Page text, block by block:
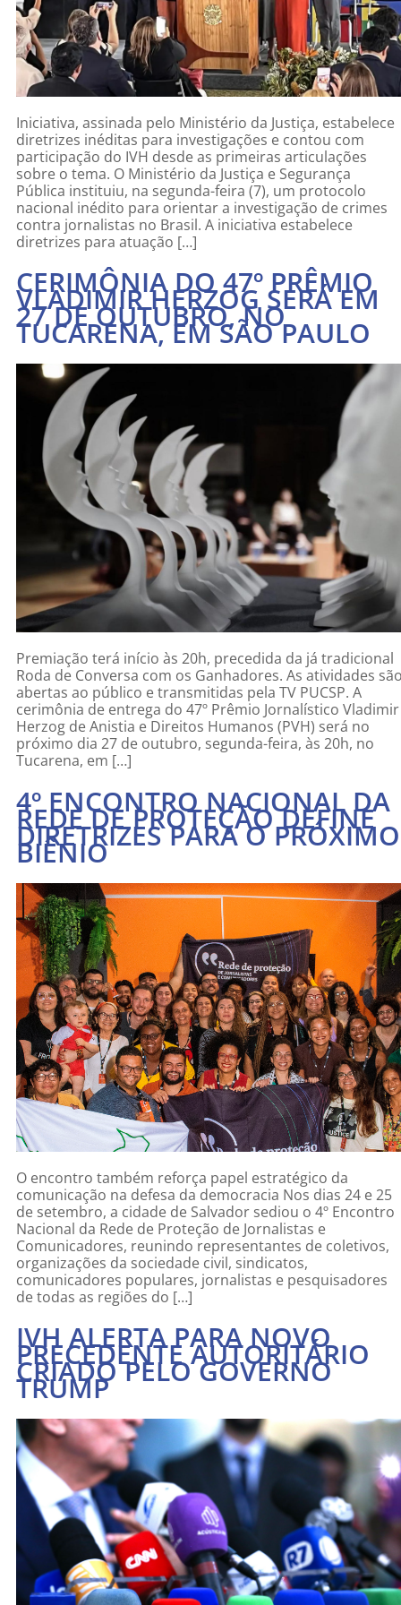
Iniciativa, assinada pelo Ministério da Justiça, estabelece
diretrizes inéditas para investigações e contou com
participação do IVH desde as primeiras articulações
sobre o tema. O Ministério da Justiça e Segurança
Pública instituiu, na segunda-feira (7), um protocolo
nacional inédito para orientar a investigação de crimes
contra jornalistas no Brasil. A iniciativa estabelece
diretrizes para atuação […]
CERIMÔNIA DO 47º PRÊMIO
VLADIMIR HERZOG SERÁ EM
27 DE OUTUBRO, NO
TUCARENA, EM SÃO PAULO
Premiação terá início às 20h, precedida da já tradicional
Roda de Conversa com os Ganhadores. As atividades
abertas ao público e transmitidas pela TV PUCSP. A
cerimônia de entrega do 47º Prêmio Jornalístico Vladimir
Herzog de Anistia e Direitos Humanos (PVH) será no
próximo dia 27 de outubro, segunda-feira, às 20h, no
Tucarena, em […]
4º ENCONTRO NACIONAL DA
REDE DE PROTEÇÃO DEFINE
DIRETRIZES PARA O PRÓXIMO
BIÊNIO
O encontro também reforça papel estratégico da
comunicação na defesa da democracia Nos dias 24 e 25
de setembro, a cidade de Salvador sediou o 4º Encontro
Nacional da Rede de Proteção de Jornalistas e
Comunicadores, reunindo representantes de coletivos,
organizações da sociedade civil, sindicatos,
comunicadores populares, jornalistas e pesquisadores
de todas as regiões do […]
IVH ALERTA PARA NOVO
PRECEDENTE AUTORITÁRIO
CRIADO PELO GOVERNO
TRUMP